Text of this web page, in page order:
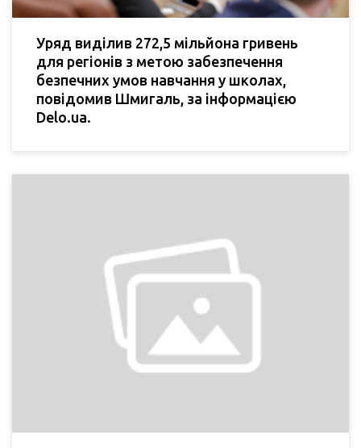
Уряд виділив 272,5 мільйона гривень
для регіонів з метою забезпечення
безпечних умов навчання у школах,
повідомив Шмигаль, за інформацією
Delo.ua.